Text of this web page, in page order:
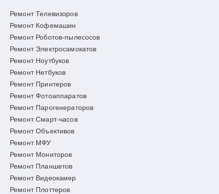
Ремонт Телевизоров
Ремонт Кофемашин
Ремонт Роботов-пылесосов
Ремонт Электросамокатов
Ремонт Ноутбуков
Ремонт Нетбуков
Ремонт Принтеров
Ремонт Фотоаппаратов
Ремонт Парогенераторов
Ремонт Смарт-часов
Ремонт Объективов
Ремонт МФУ
Ремонт Мониторов
Ремонт Планшетов
Ремонт Видеокамер
Ремонт Плоттеров